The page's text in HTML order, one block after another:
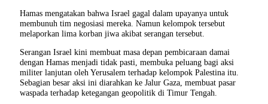
Hamas mengatakan bahwa Israel gagal dalam upayanya untuk
membunuh tim negosiasi mereka. Namun kelompok tersebut
melaporkan lima korban jiwa akibat serangan tersebut.
Serangan Israel kini membuat masa depan pembicaraan damai
dengan Hamas menjadi tidak pasti, membuka peluang bagi aksi
militer lanjutan oleh Yerusalem terhadap kelompok Palestina itu.
Sebagian besar aksi ini diarahkan ke Jalur Gaza, membuat pasar
waspada terhadap ketegangan geopolitik di Timur Tengah.